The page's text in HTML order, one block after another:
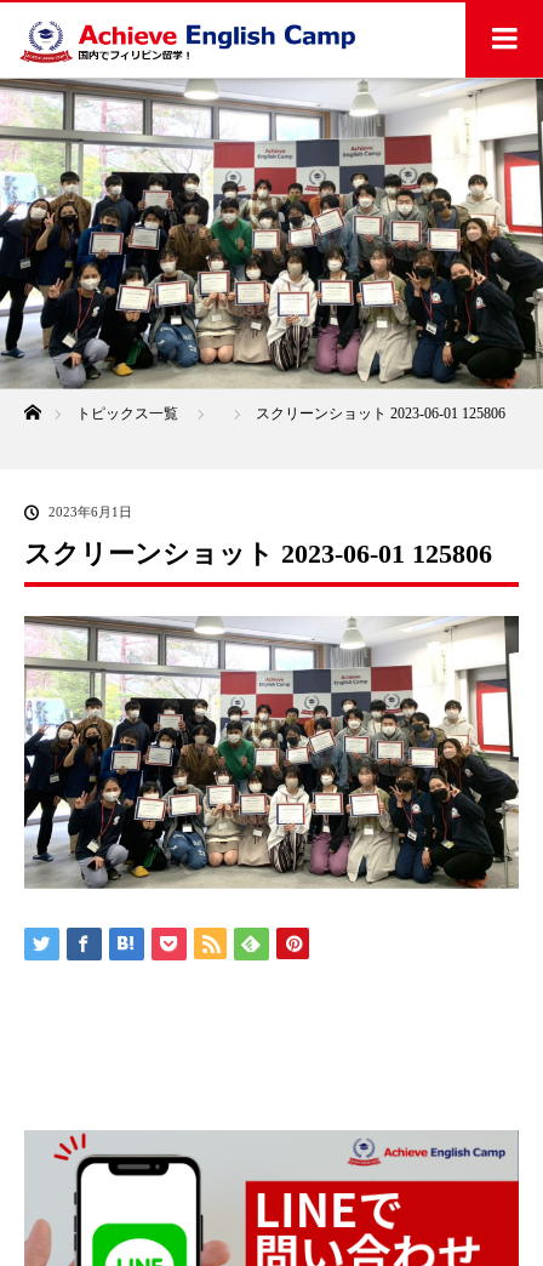
ホームトピックス一覧 スクリーンショット 2023-06-01 125806
2023年6月1日
スクリーンショット 2023-06-01 125806